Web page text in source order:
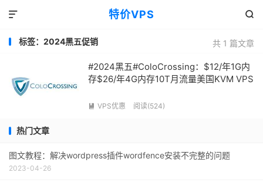
特价VPS 

共 1 篇文章
标签：2024黑五促销
#2024黑五#ColoCrossing：$12/年1G内
存$26/年4G内存10T月流量美国KVM VPS
 VPS优惠 阅读(524)
热门文章
图文教程：解决wordpress插件wordfence安装不完整的问题
2023-04-26